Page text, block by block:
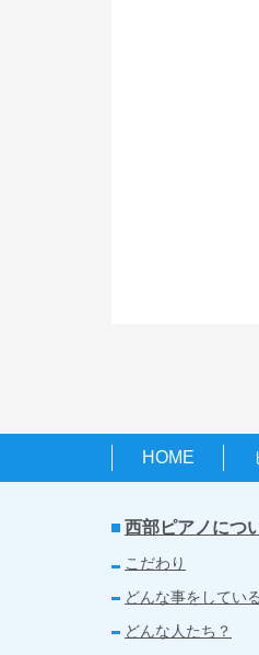
HOME
西部ピアノにつ
こだわり
どんな事をしてい
どんな人たち？